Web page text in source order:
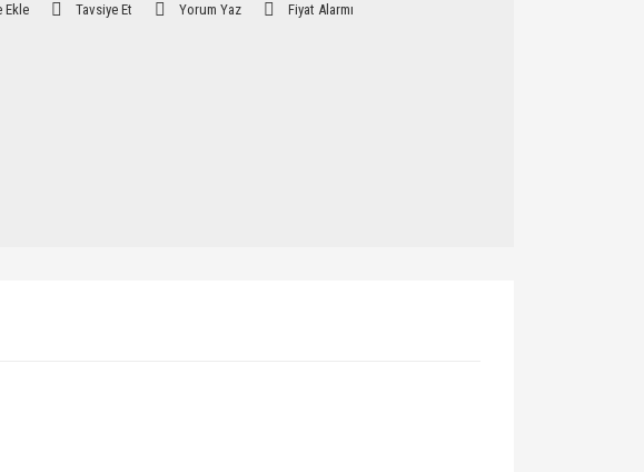
Tavsiye Et Yorum Yaz Fiyat Alarmı